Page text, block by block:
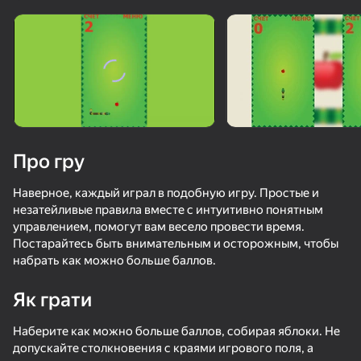
Завантаження
Про гру
Наверное, каждый играл в подобную игру. Простые и
незатейливые правила вместе с интуитивно понятным
управлением, помогут вам весело провести время.
Постарайтесь быть внимательным и осторожным, чтобы
набрать как можно больше баллов.
Як грати
Наберите как можно больше баллов, собирая яблоки. Не
допускайте столкновения с краями игрового поля, а